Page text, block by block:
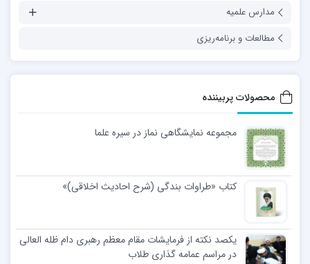
مدارس علمیه
مطالعات و برنامه‌ریزی
محصولات پربیننده
مجموعه نمایشگاهی نماز در سیره علما
کتاب «طراوات بندگی (شرح احادیث اخلاقی)»
یکصد نکته از فرمایشات مقام معظم رهبری دام ظله العالی
در مراسم عمامه گذاری طلاب